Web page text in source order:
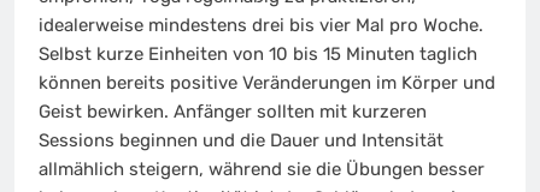
idealerweise mindestens drei bis vier Mal pro Woche.
Selbst kurze Einheiten von 10 bis 15 Minuten taglich
können bereits positive Veränderungen im Körper und
Geist bewirken. Anfänger sollten mit kurzeren
Sessions beginnen und die Dauer und Intensität
allmählich steigern, während sie die Übungen besser